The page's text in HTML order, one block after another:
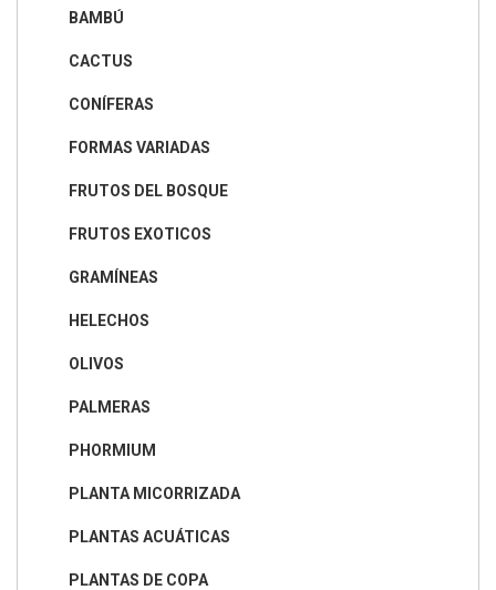
BAMBÚ
CACTUS
CONÍFERAS
FORMAS VARIADAS
FRUTOS DEL BOSQUE
FRUTOS EXOTICOS
GRAMÍNEAS
HELECHOS
OLIVOS
PALMERAS
PHORMIUM
PLANTA MICORRIZADA
PLANTAS ACUÁTICAS
PLANTAS DE COPA